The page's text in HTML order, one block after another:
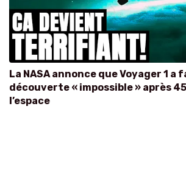
La NASA annonce que Voyager 1 a
découverte « impossible » après
l’espace